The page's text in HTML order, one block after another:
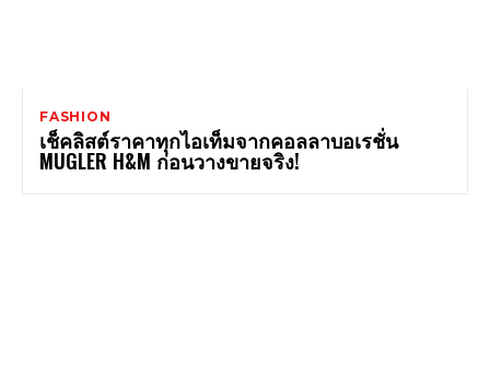
FASHION
เช็คลิสต์ราคาทุกไอเท็มจากคอลลาบอเรชั่น
MUGLER H&M ก่อนวางขายจริง!